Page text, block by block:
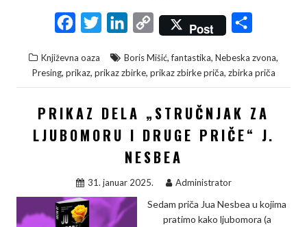
c
e
b
o
t
t
r
n
k
e
n
C
p
y
L
n
k
Post
a
r
e
Književna oaza Boris Mišić,fantastika, Nebeska zvona,
Presing, prikaz, prikaz zbirke, prikaz zbirke priča, zbirka priča
PRIKAZ DELA „STRUČNJAK ZA
LJUBOMORU I DRUGE PRIČE“ J.
NESBEA
31. januar 2025. Administrator
Sedam priča Jua Nesbea u kojima
pratimo kako ljubomora (a